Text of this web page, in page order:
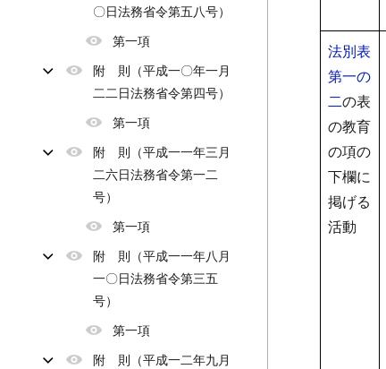
〇日法務省令第五八号）
第一項
附 則（平成一〇年一月
二二日法務省令第四号）
第一項
附 則（平成一一年三月
二六日法務省令第一二
号）
第一項
附 則（平成一一年八月
一〇日法務省令第三五
号）
第一項
附 則（平成一二年九月
法別表
第一の
二の表
の教育
の項の
下欄に
掲げる
活動